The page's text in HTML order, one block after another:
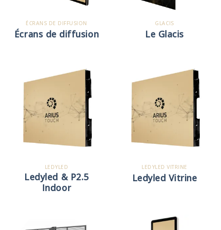
ÉCRANS DE DIFFUSION
Écrans de diffusion
GLACIS
Le Glacis
LEDYLED
Ledyled & P2.5
Indoor
LEDYLED VITRINE
Ledyled Vitrine